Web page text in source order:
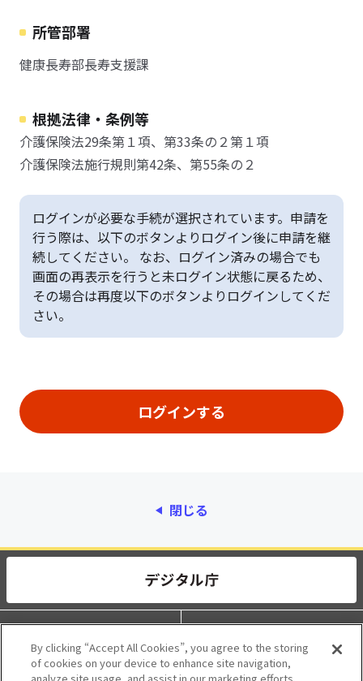
所管部署
健康長寿部長寿支援課
根拠法律・条例等
介護保険法29条第１項、第33条の２第１項
介護保険法施行規則第42条、第55条の２
ログインが必要な手続が選択されています。申請を
行う際は、以下のボタンよりログイン後に申請を継
続してください。 なお、ログイン済みの場合でも
画面の再表示を行うと未ログイン状態に戻るため、
その場合は再度以下のボタンよりログインしてくだ
さい。
閉じる
動作環境 個人情報保護
利用規約 アクセシビリティ
By clicking “Accept All Cookies”, you agree to the storing
of cookies on your device to enhance site navigation,